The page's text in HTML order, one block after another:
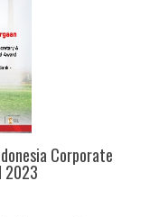
Corporate
2023